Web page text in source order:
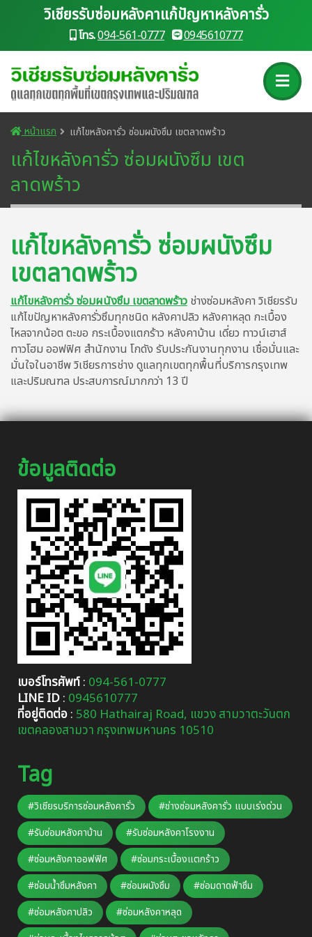
วิเชียรรับซ่อมหลังคาแก้ปัญหาหลังคารั่ว
โทร.094-561-0777 0945610777
หน้าแรก แก้ไขหลังคารั่ว ซ่อมผนังซึม เขตลาดพร้าว
แก้ไขหลังคารั่ว ซ่อมผนังซึม เขต
ลาดพร้าว
แก้ไขหลังคารั่ว ซ่อมผนังซึม
เขตลาดพร้าว
แก้ไขหลังคารั่ว ซ่อมผนังซึม เขตลาดพร้าว ช่างซ่อมหลังคา วิเชียรรับ
แก้ไขปัญหาหลังคารั่วซึมทุกชนิด หลังคาปลิว หลังคาหลุด กะเบื้อง
ไหลจากน้อต ตะขอ กระเบื้องแตกร้าว หลังคาบ้าน เดี่ยว ทาวน์เฮาส์
ทาวโฮม ออฟฟิศ สำนักงาน โกดัง รับประกันงานทุกงาน เชื่อมั่นและ
มั่นใจในอาชีพ วิเชียรการช่าง ดูแลทุกเขตทุกพื้นที่บริการกรุงเทพ
และปริมณฑล ประสบการณ์มากกว่า 13 ปี
ข้อมูลติดต่อ
เบอร์โทรศัพท์: 094-561-0777
LINE ID: 0945610777
ที่อยู่ติดต่อ: 580 Hathairaj Road, แขวง สามวาตะวันตก
เขตคลองสามวา กรุงเทพมหานคร 10510
Tag
#วิเชียรบริการซ่อมหลังคารั่ว
#ช่างซ่อมหลังคารั่ว แบบเร่งด่วน
#รับซ่อมหลังคาบ้าน
#รับซ่อมหลังคาโรงงาน
#ซ่อมหลังคาออฟฟิศ
#ซ่อมกระเบื้องแตกร้าว
#ซ่อมน้ำซึมหลังคา
#ซ่อมผนังซึม
#ซ่อมดาดฟ้าซึม
#ซ่อมหลังคาปลิว
#ซ่อมหลังคาหลุด